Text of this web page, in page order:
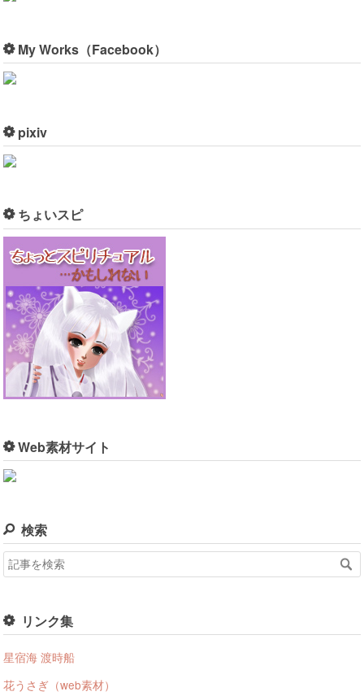
My Works（Facebook）
pixiv
ちょいスピ
Web素材サイト
検索
リンク集
星宿海 渡時船
花うさぎ（web素材）